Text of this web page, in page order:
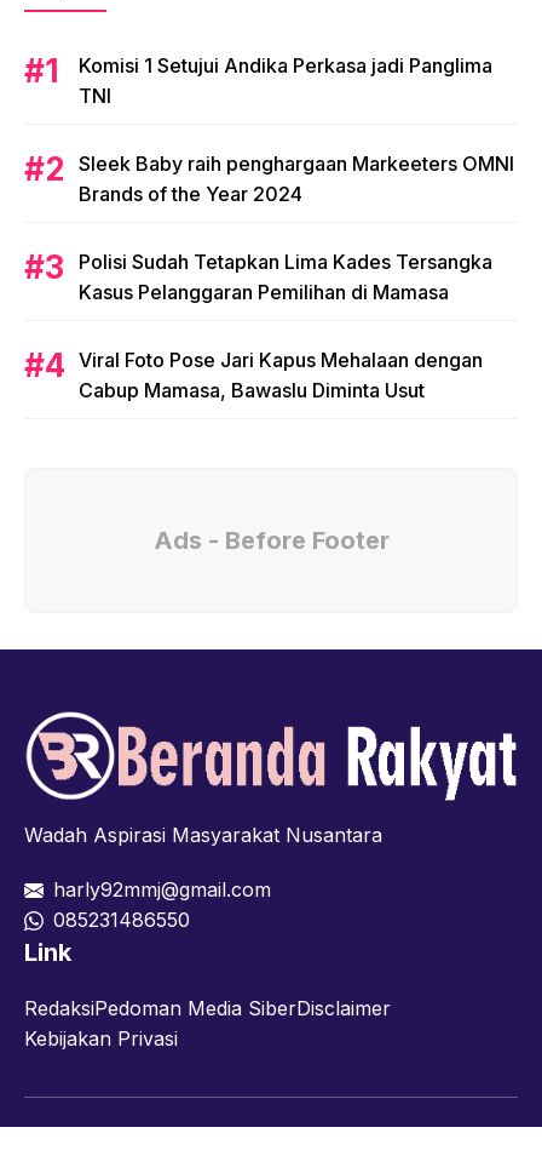
Komisi 1 Setujui Andika Perkasa jadi Panglima
TNI
Sleek Baby raih penghargaan Markeeters OMNI
Brands of the Year 2024
Polisi Sudah Tetapkan Lima Kades Tersangka
Kasus Pelanggaran Pemilihan di Mamasa
Viral Foto Pose Jari Kapus Mehalaan dengan
Cabup Mamasa, Bawaslu Diminta Usut
Ads - Before Footer
Wadah Aspirasi Masyarakat Nusantara
harly92mmj@gmail.com
085231486550
Link
RedaksiPedoman Media SiberDisclaimer
Kebijakan Privasi